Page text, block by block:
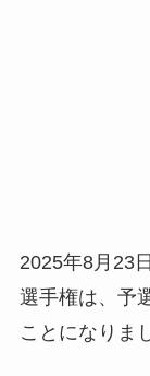
2025年8月23
選手権は、予
ことになりま